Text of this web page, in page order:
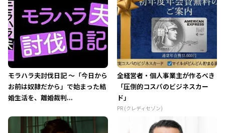
モラハラ夫討伐日記 ～「今日から
お前は奴隷だから」で始まった結
婚生活を、離婚裁判...
全経営者・個人事業主が作るべき
「圧倒的コスパのビジネスカー
ド」
PR (クレディセゾン)